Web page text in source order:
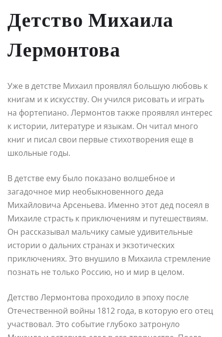
Детство Михаила
Лермонтова
Уже в детстве Михаил проявлял большую любовь к
книгам и к искусству. Он учился рисовать и играть
на фортепиано. Лермонтов также проявлял интерес
к истории, литературе и языкам. Он читал много
книг и писал свои первые стихотворения еще в
школьные годы.
В детстве ему было показано волшебное и
загадочное мир необыкновенного деда
Михайловича Арсеньева. Именно этот дед посеял в
Михаиле страсть к приключениям и путешествиям.
Он рассказывал мальчику самые удивительные
истории о дальних странах и экзотических
приключениях. Это внушило в Михаила стремление
познать не только Россию, но и мир в целом.
Детство Лермонтова проходило в эпоху после
Отечественной войны 1812 года, в которую его отец
участвовал. Это событие глубоко затронуло